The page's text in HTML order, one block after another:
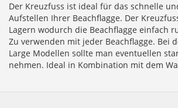
Der Kreuzfuss ist ideal für das schnelle
Aufstellen Ihrer Beachflagge. Der
Lagern wodurch die Beachflagge einfach
Zu verwenden mit jeder Beachflagge. Bei
Large Modellen sollte man eventuellen
nehmen. Ideal in Kombination mit dem